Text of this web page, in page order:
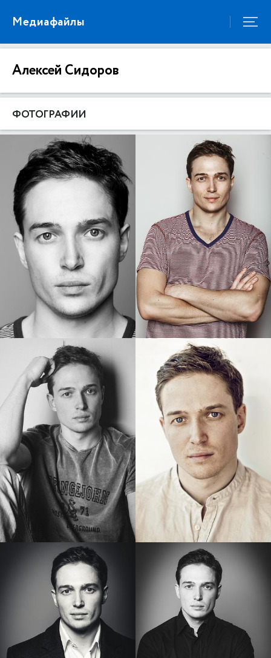
Медиафайлы
Алексей Сидоров
ФОТОГРАФИИ